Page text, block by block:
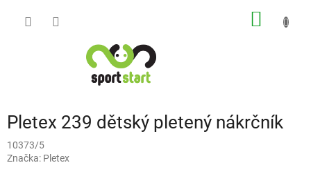
Pletex 239 dětský pletený nákrčník
10373/5
Značka: Pletex